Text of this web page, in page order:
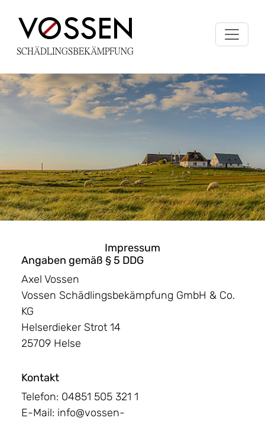
Impressum
Angaben gemäß § 5 DDG
Axel Vossen
Vossen Schädlingsbekämpfung GmbH & Co.
KG
Helserdieker Strot 14
25709 Helse
Kontakt
Telefon: 04851 505 321 1
E-Mail: info@vossen-